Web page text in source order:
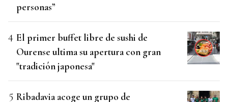
personas”
El primer buffet libre de sushi de
Ourense ultima su apertura con gran
"tradición japonesa"
Ribadavia acoge un grupo de